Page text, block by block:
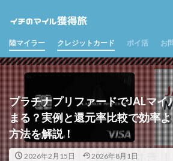
陸マイラー クレジットカード ポイ活 お
プラチナプリファードでJALマイ
まる？実例と還元率比較で効率
方法を解説！
2026年2月15日
2026年8月1日